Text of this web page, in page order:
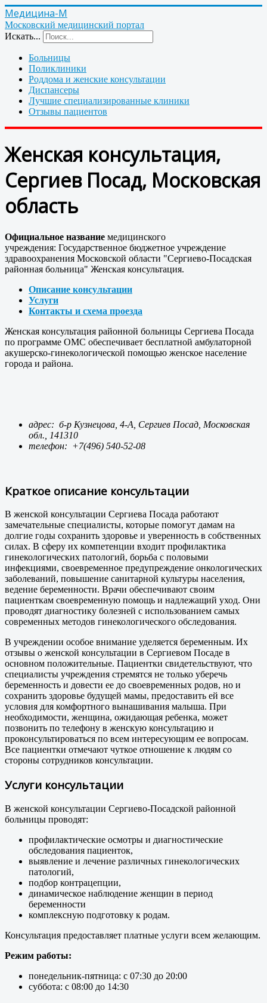
Медицина-М
Московский медицинский портал
Искать...
Больницы
Поликлиники
Роддома и женские консультации
Диспансеры
Лучшие специализированные клиники
Отзывы пациентов
Женская консультация,
Сергиев Посад, Московская
область
Официальное название медицинского
учреждения: Государственное бюджетное учреждение
здравоохранения Московской области "Сергиево-Посадская
районная больница" Женская консультация.
Описание консультации
Услуги
Контакты и схема проезда
Женская консультация районной больницы Сергиева Посада
по программе ОМС обеспечивает бесплатной амбулаторной
акушерско-гинекологической помощью женское население
города и района.
адрес: б-р Кузнецова, 4-А, Сергиев Посад, Московская
обл., 141310
телефон: +7(496) 540-52-08
Краткое описание консультации
В женской консультации Сергиева Посада работают
замечательные специалисты, которые помогут дамам на
долгие годы сохранить здоровье и уверенность в собственных
силах. В сферу их компетенции входит профилактика
гинекологических патологий, борьба с половыми
инфекциями, своевременное предупреждение онкологических
заболеваний, повышение санитарной культуры населения,
ведение беременности. Врачи обеспечивают своим
пациенткам своевременную помощь и надлежащий уход. Они
проводят диагностику болезней с использованием самых
современных методов гинекологического обследования.
В учреждении особое внимание уделяется беременным. Их
отзывы о женской консультации в Сергиевом Посаде в
основном положительные. Пациентки свидетельствуют, что
специалисты учреждения стремятся не только уберечь
беременность и довести ее до своевременных родов, но и
сохранить здоровье будущей мамы, предоставить ей все
условия для комфортного вынашивания малыша. При
необходимости, женщина, ожидающая ребенка, может
позвонить по телефону в женскую консультацию и
проконсультироваться по всем интересующим ее вопросам.
Все пациентки отмечают чуткое отношение к людям со
стороны сотрудников консультации.
Услуги консультации
В женской консультации Сергиево-Посадской районной
больницы проводят:
профилактические осмотры и диагностические
обследования пациенток,
выявление и лечение различных гинекологических
патологий,
подбор контрацепции,
динамическое наблюдение женщин в период
беременности
комплексную подготовку к родам.
Консультация предоставляет платные услуги всем желающим.
Режим работы:
понедельник-пятница: с 07:30 до 20:00
суббота: с 08:00 до 14:30